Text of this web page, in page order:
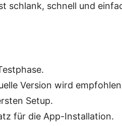
schlank, schnell und
Version wird
Setup.
für die App-Installation.